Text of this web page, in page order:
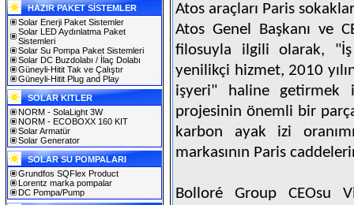
HAZIR PAKET SİSTEMLER
Solar Enerji Paket Sistemler
Solar LED Aydınlatma Paket
Sistemleri
Solar Su Pompa Paket Sistemleri
Solar DC Buzdolabı / İlaç Dolabı
Güneyli-Hitit Tak ve Çalıştır
Güneyli-Hitit Plug and Play
SOLAR KITLER
NORM - SolaLight 3W
NORM - ECOBOXX 160 KIT
Solar Armatür
Solar Generator
SOLAR SU POMPALARI
Grundfos SQFlex Product
Lorentz marka pompalar
DC Pompa/Pump
Atos araçları Paris
Atos Genel Başkanı ve
filosuyla ilgili olarak, "İş
yenilikçi hizmet, 2010
işyeri" haline getirmek
projesinin önemli bir
karbon ayak izi
markasının Paris
Bolloré Group CEOsu